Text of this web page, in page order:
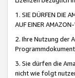
1. SIE DÜRFEN DIE
AUF EINER
2. Ihre Nutzung der
3. Sie dürfen die
nicht wie folgt